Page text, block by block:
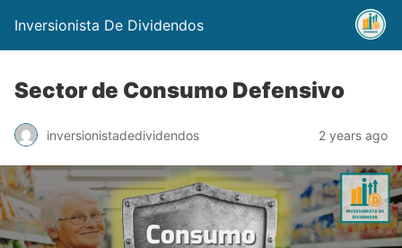
Inversionista De Dividendos
Sector de Consumo Defensivo
inversionistadedividendos 2 years ago